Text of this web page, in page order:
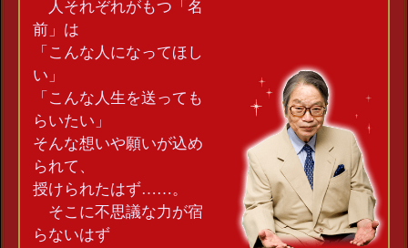
人それぞれがもつ「名
前」は
「こんな人になってほし
い」
「こんな人生を送っても
らいたい」
そんな想いや願いが込め
られて、
授けられたはず……。
そこに不思議な力が宿
らないはず